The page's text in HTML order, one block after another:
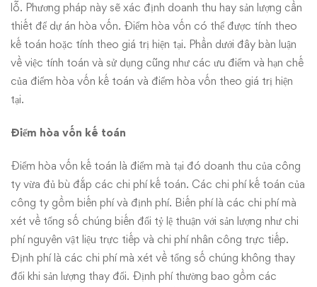
lỗ. Phương pháp này sẽ xác định doanh thu hay sản lượng cần
thiết để dự án hòa vốn. Điểm hòa vốn có thể được tính theo
kế toán hoặc tính theo giá trị hiện tại. Phần dưới đây bàn luận
về việc tính toán và sử dụng cũng như các ưu điểm và hạn chế
của điểm hòa vốn kế toán và điểm hòa vốn theo giá trị hiện
tại.
Điểm hòa vốn kế toán
Điểm hòa vốn kế toán là điểm mà tại đó doanh thu của công
ty vừa đủ bù đắp các chi phí kế toán. Các chi phí kế toán của
công ty gồm biến phí và định phí. Biến phí là các chi phí mà
xét về tổng số chúng biến đổi tỷ lệ thuận với sản lượng như chi
phí nguyên vật liệu trực tiếp và chi phí nhân công trực tiếp.
Định phí là các chi phí mà xét về tổng số chúng không thay
đổi khi sản lượng thay đổi. Định phí thường bao gồm các